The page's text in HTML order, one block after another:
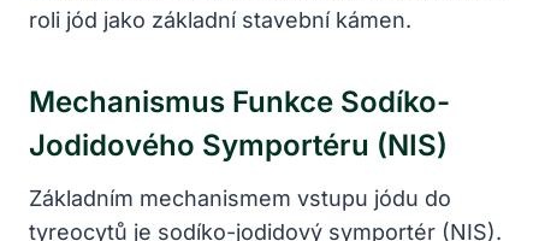
roli jód jako základní stavební kámen.
Mechanismus Funkce Sodíko-
Jodidového Symportéru (NIS)
Základním mechanismem vstupu jódu do
tyreocytů je sodíko-jodidový symportér (NIS).